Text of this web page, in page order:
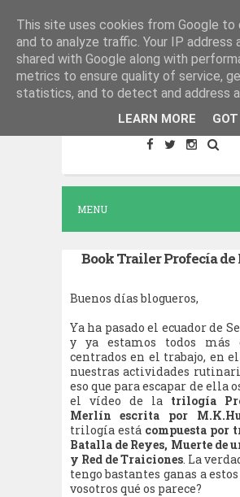
S
k
i
p
o
o
El salón del libro -
reseñas
Lugar de encuentro para
relacionado con la
MENU
Book Trailer Profecía
Buenos días blogueros,
Ya ha pasado el ecuador de
y ya estamos todos más
centrados en el trabajo, en
nuestras actividades
eso que para escapar de ella
el vídeo de la trilogía
Merlín escrita por
trilogía está compuesta por
Batalla de Reyes, Muerte de
y Red de Traiciones. La
tengo bastantes ganas a
vosotros qué os parece?
This site uses cookies from Google to
and to analyze traffic. Your IP address
shared with Google along with
metrics to ensure quality of service,
statistics, and to detect and address
LEARN MORE